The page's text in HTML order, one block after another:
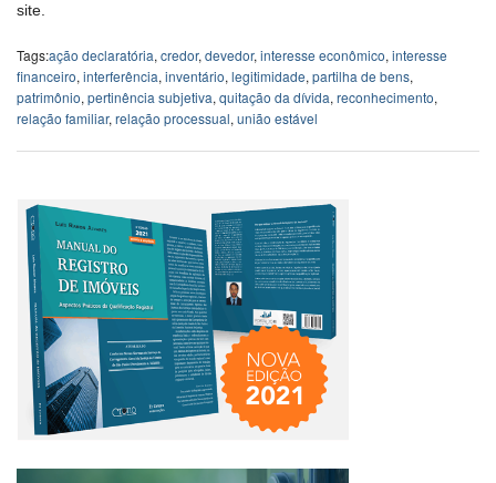
site.
Tags:ação declaratória, credor, devedor, interesse econômico, interesse
financeiro, interferência, inventário, legitimidade, partilha de bens,
patrimônio, pertinência subjetiva, quitação da dívida, reconhecimento,
relação familiar, relação processual, união estável